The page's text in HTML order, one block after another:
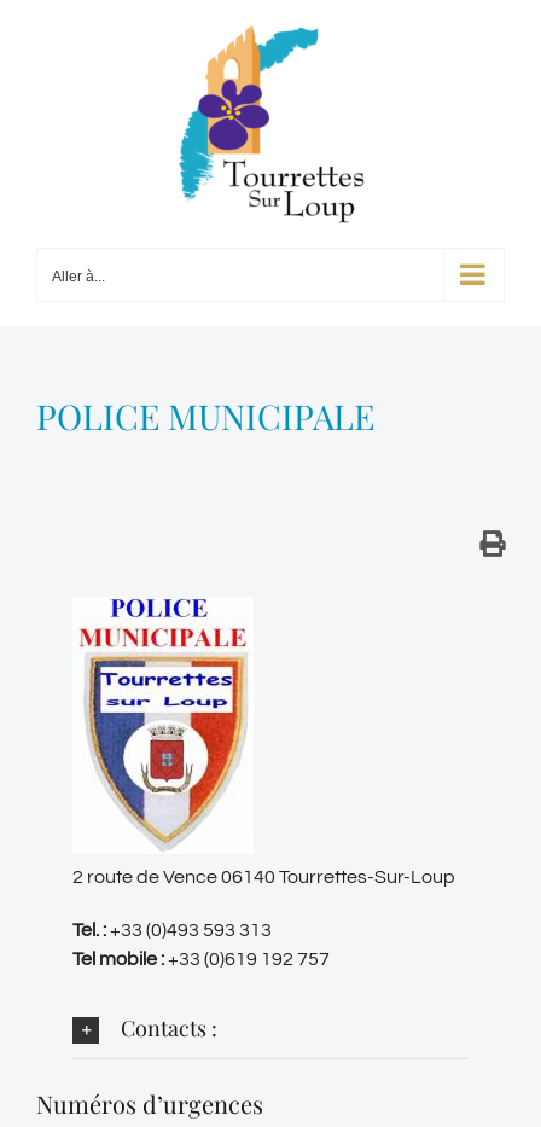
Aller à...
POLICE MUNICIPALE
2 route de Vence 06140 Tourrettes-Sur-Loup
Tel. :+33 (0)493 593 313
Tel mobile :+33 (0)619 192 757
Contacts :
Numéros d’urgences